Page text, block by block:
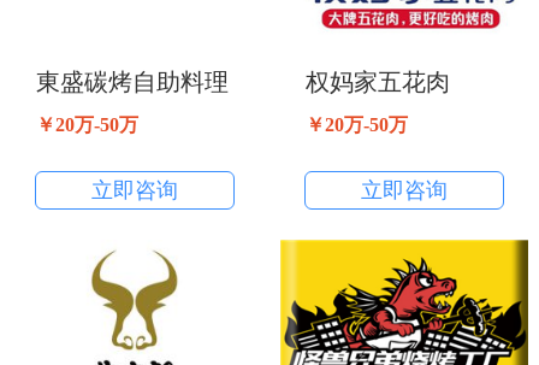
東盛碳烤自助料理
￥20万-50万
立即咨询
权妈家五花肉
￥20万-50万
立即咨询